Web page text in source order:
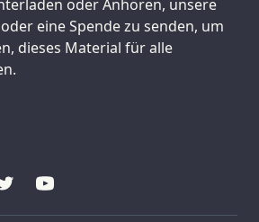
oder Anhören, unsere
eine Spende zu senden, um
dieses Material für alle